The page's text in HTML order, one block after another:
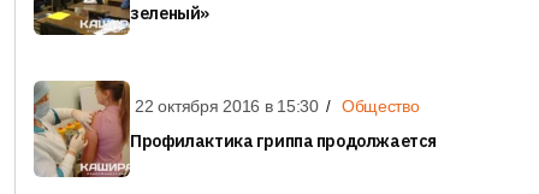
зеленый»
22 октября 2016 в 15:30 Общество
Профилактика гриппа продолжается